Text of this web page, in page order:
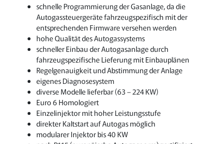
schnelle Programmierung der Gasanlage, da die
Autogassteuergeräte fahrzeugspezifisch mit der
entsprechenden Firmware versehen werden
hohe Qualität des Autogassystems
schneller Einbau der Autogasanlage durch
fahrzeugspezifische Lieferung mit Einbauplänen
Regelgenauigkeit und Abstimmung der Anlage
eigenes Diagnosesystem
diverse Modelle lieferbar (63 – 224 KW)
Euro 6 Homologiert
Einzelinjektor mit hoher Leistungsstufe
direkter Kaltstart auf Autogas möglich
modularer Injektor bis 40 KW